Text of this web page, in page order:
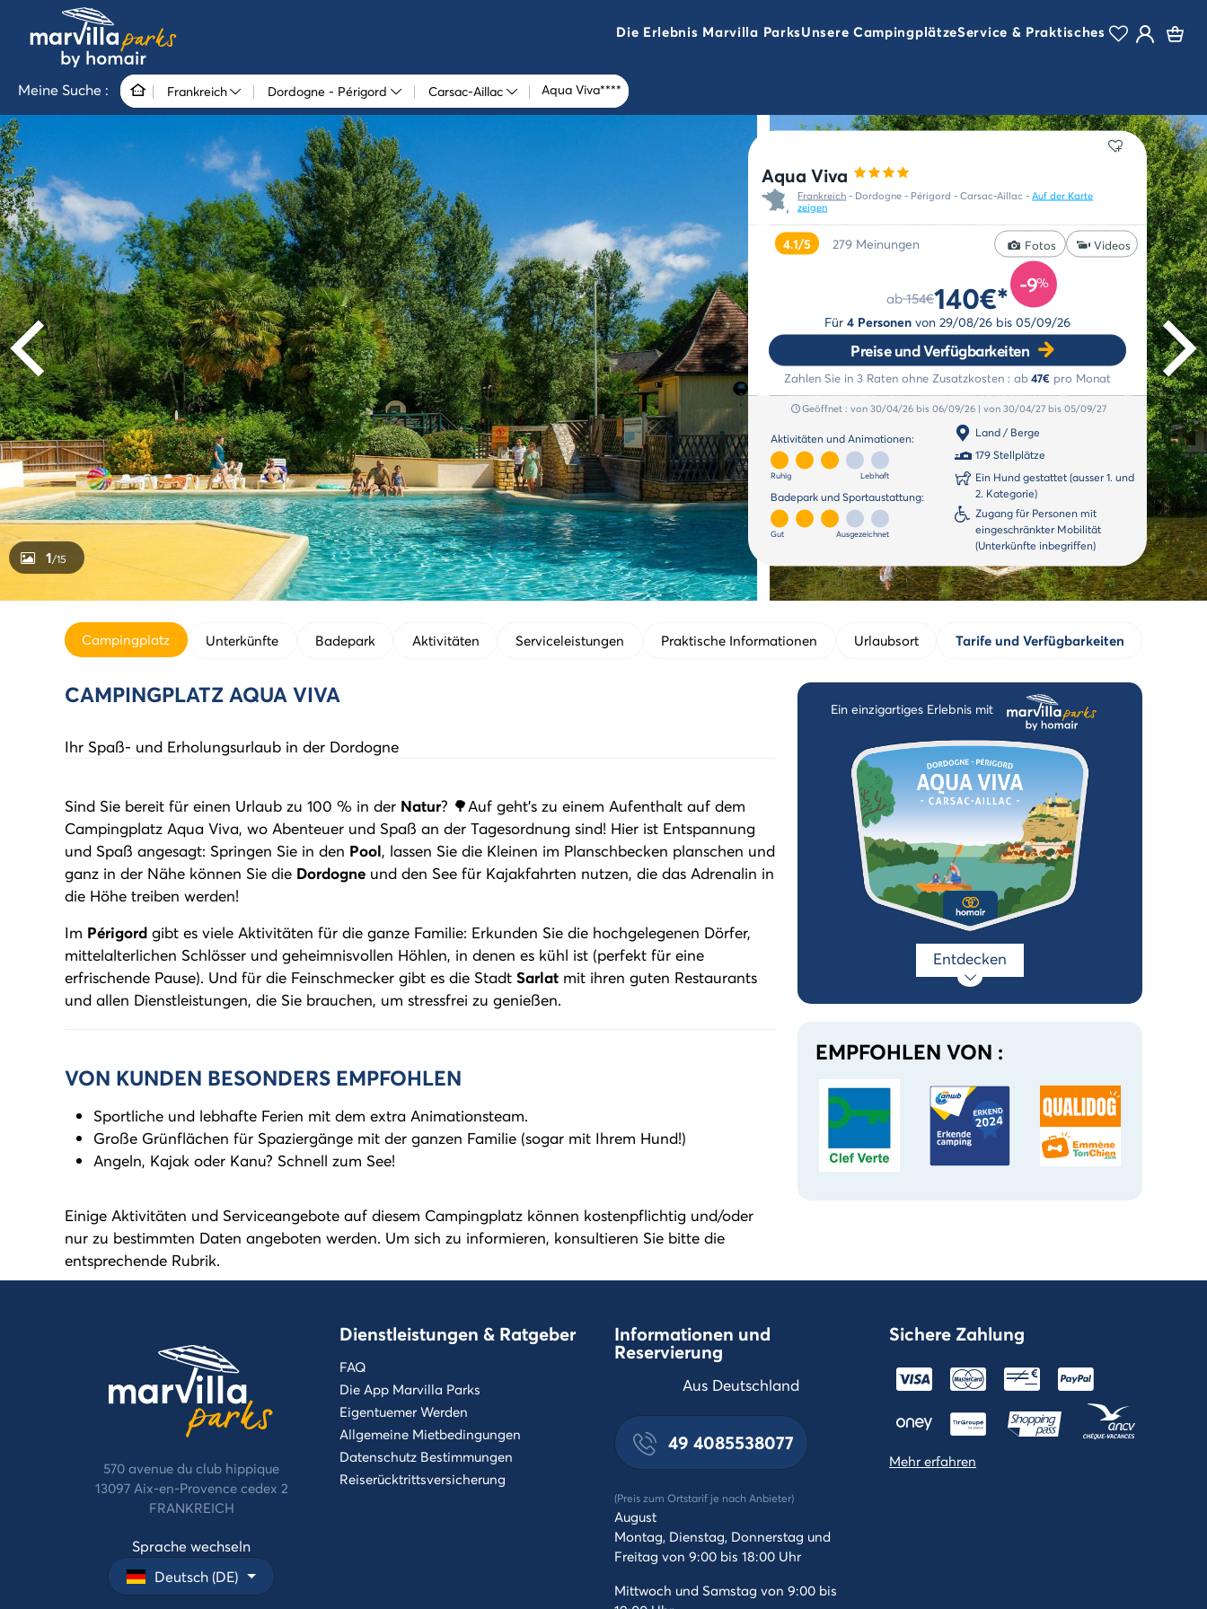
Die Erlebnis Marvilla ParksUnsere CampingplätzeService & Praktisches
Meine Suche : Frankreich Dordogne - Périgord Carsac-Aillac Aqua Viva****
1/15
Aqua Viva
Frankreich - Dordogne - Périgord -Carsac-Aillac -Auf der Karte
zeigen
4.1/5 279 Meinungen Fotos Videos
ab154€
-9%
140€*
Für 4 Personenvon 29/08/26 bis 05/09/26
Preise und Verfügbarkeiten
Zahlen Sie in 3 Raten ohne Zusatzkosten : ab47€ pro Monat
Geöffnet : von 30/04/26 bis 06/09/26 |von 30/04/27 bis 05/09/27
Aktivitäten und Animationen:
Ruhig Lebhaft
Badepark und Sportaustattung:
Gut Ausgezeichnet
Land / Berge
179 Stellplätze
Ein Hund gestattet (ausser 1. und
2. Kategorie)
Zugang für Personen mit
eingeschränkter Mobilität
(Unterkünfte inbegriffen)
Campingplatz Unterkünfte Badepark Aktivitäten Serviceleistungen Praktische Informationen Urlaubsort Tarife und Verfügbarkeiten
CAMPINGPLATZ AQUA VIVA
Ihr Spaß- und Erholungsurlaub in der Dordogne
Sind Sie bereit für einen Urlaub zu 100 % in der Natur? 🌳Auf geht's zu einem Aufenthalt auf dem
Campingplatz Aqua Viva, wo Abenteuer und Spaß an der Tagesordnung sind! Hier ist Entspannung
und Spaß angesagt: Springen Sie in den Pool, lassen Sie die Kleinen im Planschbecken planschen und
ganz in der Nähe können Sie die Dordogne und den See für Kajakfahrten nutzen, die das Adrenalin in
die Höhe treiben werden!
Im Périgord gibt es viele Aktivitäten für die ganze Familie: Erkunden Sie die hochgelegenen Dörfer,
mittelalterlichen Schlösser und geheimnisvollen Höhlen, in denen es kühl ist (perfekt für eine
erfrischende Pause). Und für die Feinschmecker gibt es die Stadt Sarlat mit ihren guten Restaurants
und allen Dienstleistungen, die Sie brauchen, um stressfrei zu genießen.
VON KUNDEN BESONDERS EMPFOHLEN
Sportliche und lebhafte Ferien mit dem extra Animationsteam.
Große Grünflächen für Spaziergänge mit der ganzen Familie (sogar mit Ihrem Hund!)
Angeln, Kajak oder Kanu? Schnell zum See!
Einige Aktivitäten und Serviceangebote auf diesem Campingplatz können kostenpflichtig und/oder
nur zu bestimmten Daten angeboten werden. Um sich zu informieren, konsultieren Sie bitte die
entsprechende Rubrik.
Ein einzigartiges Erlebnis mit
Entdecken
EMPFOHLEN VON :
570 avenue du club hippique
13097 Aix-en-Provence cedex 2
FRANKREICH
Sprache wechseln
Deutsch (DE)
Dienstleistungen & Ratgeber
FAQ
Die App Marvilla Parks
Eigentuemer Werden
Allgemeine Mietbedingungen
Datenschutz Bestimmungen
Reiserücktrittsversicherung
Informationen und
Reservierung
Aus Deutschland
49 4085538077
(Preis zum Ortstarif je nach Anbieter)
August
Montag, Dienstag, Donnerstag und
Freitag von 9:00 bis 18:00 Uhr
Mittwoch und Samstag von 9:00 bis
Sichere Zahlung
Mehr erfahren